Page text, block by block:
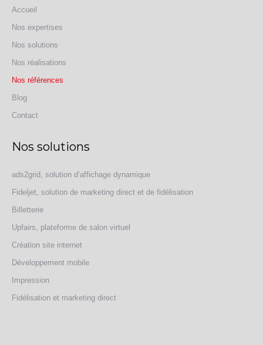
Accueil
Nos expertises
Nos solutions
Nos réalisations
Nos références
Blog
Contact
Nos solutions
ads2grid, solution d’affichage dynamique
Fideljet, solution de marketing direct et de fidélisation
Billetterie
Upfairs, plateforme de salon virtuel
Création site internet
Développement mobile
Impression
Fidélisation et marketing direct